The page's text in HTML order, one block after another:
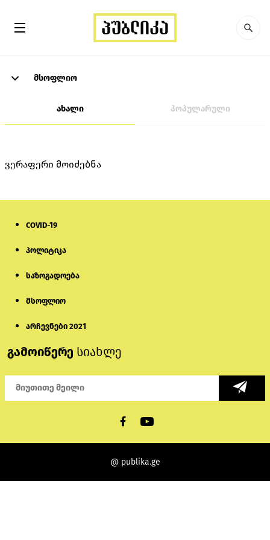
მსოფლიო
ახალი პოპულარული
ვერაფერი მოიძებნა
COVID-19
პოლიტიკა
საზოგადოება
მსოფლიო
არჩევნები 2021
გამოიწერე სიახლე
@ publika.ge